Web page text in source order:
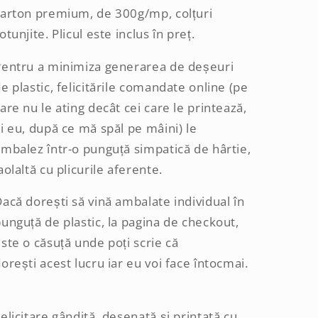
premium, de 300g/mp, colțuri
Plicul este inclus în preț.
a minimiza generarea de deșeuri
plastic, felicitările comandate online (pe
nu le ating decât cei care le printează,
eu, după ce mă spăl pe mâini) le
într-o punguță simpatică de hârtie,
cu plicurile aferente.
dorești să vină ambalate individual în
de plastic, la pagina de checkout,
o căsuță unde poți scrie că
acest lucru iar eu voi face întocmai.